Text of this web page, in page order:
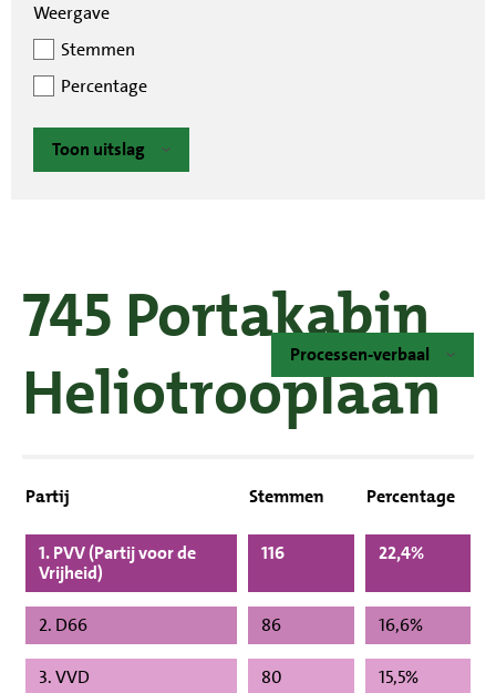
Weergave
Stemmen
Percentage
Toon uitslag
745 Portakabin
Heliotrooplaan
Processen-verbaal
Partij Stemmen Percentage
1. PVV (Partij voor de
Vrijheid)
116 22,4%
2. D66 86 16,6%
3. VVD 80 15,5%